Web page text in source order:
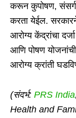
करून कुपोषण,
करता येईल.
आरोग्य केंद्रांचा
आणि पोषण
आरोग्य क्रांती
(संदर्भ: PRS India
Health and